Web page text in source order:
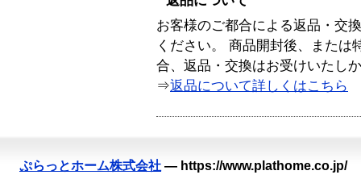
お客様のご都合による返品・交
ください。 商品開封後、または
合、返品・交換はお受けいたし
⇒返品について詳しくはこちら
ぷらっとホーム株式会社 — https://www.plathome.co.jp/